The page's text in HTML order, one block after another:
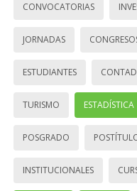
CONVOCATORIAS
JORNADAS
ESTUDIANTES
TURISMO ESTADÍSTICA
POSGRADO
INSTITUCIONALES